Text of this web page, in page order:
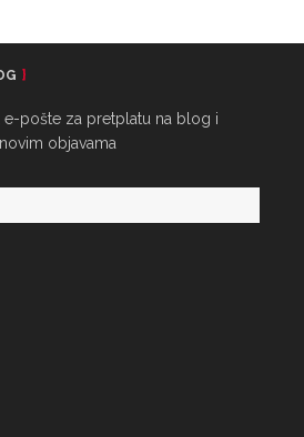
e-pošte za pretplatu na blog i
objavama